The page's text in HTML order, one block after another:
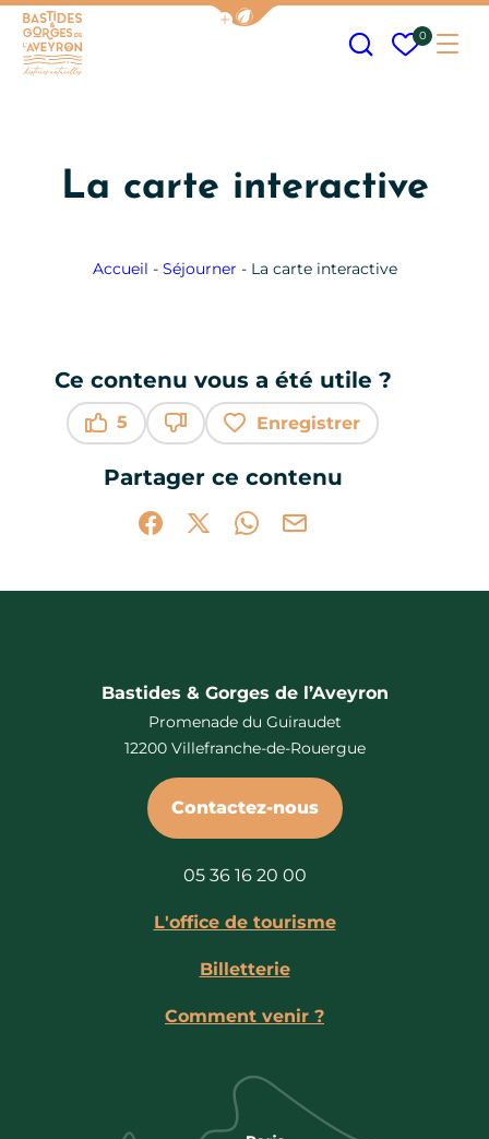
Afficher la barre de navigation
Mes
0
La carte interactive
Accueil - Séjourner - La carte interactive
Ce contenu vous a été utile ?
5
Enregistrer
Partager ce contenu
Partager sur Facebook (nouvelle
Partager sur X / Twitter (nouvelle
Partager sur WhatsApp
Partager par mail
Bastides & Gorges de l’Aveyron
Promenade du Guiraudet
12200 Villefranche-de-Rouergue
Contactez-nous
05 36 16 20 00
L'office de tourisme
Billetterie
Comment venir ?